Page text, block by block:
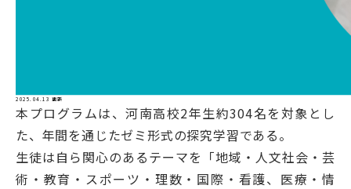
2025.04.13 更新
本プログラムは、河南高校2年生約304名を対象とし
た、年間を通じたゼミ形式の探究学習である。
生徒は自ら関心のあるテーマを「地域・人文社会・芸
術・教育・スポーツ・理数・国際・看護、医療・情